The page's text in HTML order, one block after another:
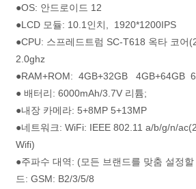
●OS: 안드로이드 12
●LCD 모듈: 10.1인치, 1920*1200IPS
●CPU: 스프레드트럼 SC-T618 옥타 코어
2.0ghz
●RAM+ROM: 4GB+32GB 4GB+64GB
● 배터리: 6000mAh/3.7V 리튬;
●내장 카메라: 5+8MP 5+13MP
●네트워크: WiFi: IEEE 802.11 a/b/g/n/
Wifi)
●주파수 대역: (모든 브랜드를 맞춤 설정
드: GSM: B2/3/5/8